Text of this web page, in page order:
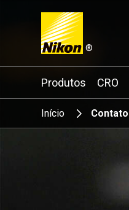
®
Produtos CRO
Início Contato